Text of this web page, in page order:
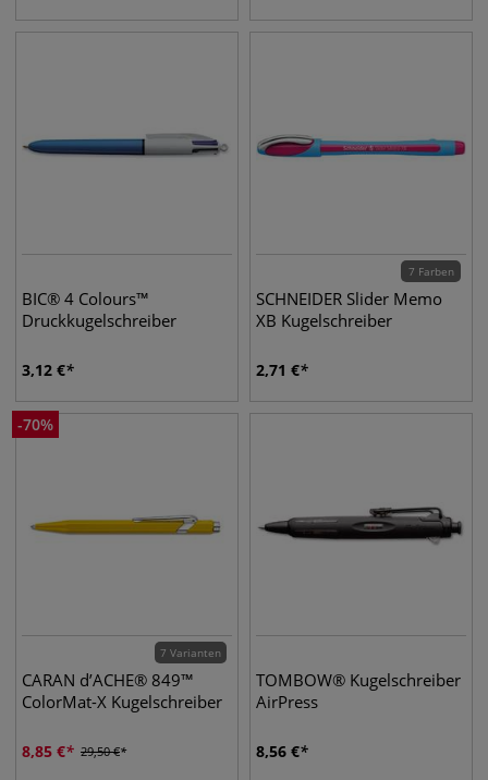
BIC® 4 Colours™
Druckkugelschreiber
3,12 €
7 Farben
SCHNEIDER Slider Memo
XB Kugelschreiber
2,71 €
-70%
7 Varianten
CARAN d’ACHE® 849™
ColorMat-X Kugelschreiber
8,85 € 29,50€
TOMBOW® Kugelschreiber
AirPress
8,56 €